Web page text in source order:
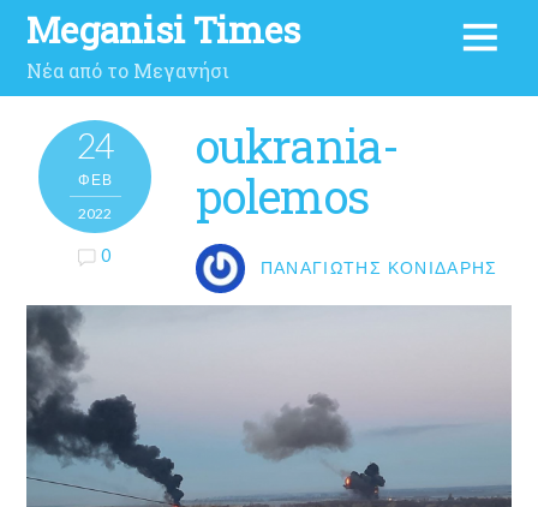
Meganisi Times
Νέα από το Μεγανήσι
24
ΦΕΒ
2022
0
oukrania-
polemos
ΠΑΝΑΓΙΏΤΗΣ ΚΟΝΙΔΆΡΗΣ